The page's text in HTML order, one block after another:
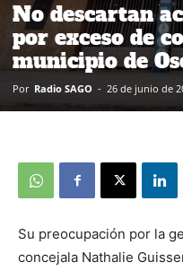
No descartan
por exceso de
municipio de
Por Radio SAGO - 26 de junio de
Su preocupación por la
concejala Nathalie